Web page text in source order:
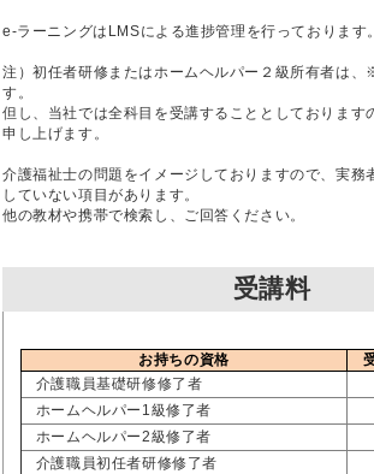
e-ラーニングはLMSによる進捗管理を行っております。
注）初任者研修またはホームヘルパー２級所有者は
す。
但し、当社では全科目を受講することとしております
申し上げます。
介護福祉士の問題をイメージしておりますので、実務
していない項目があります。
他の教材や携帯で検索し、ご回答ください。
受講料
お持ちの資格
介護職員基礎研修修了者
ホームヘルパー1級修了者
ホームヘルパー2級修了者
介護職員初任者研修修了者